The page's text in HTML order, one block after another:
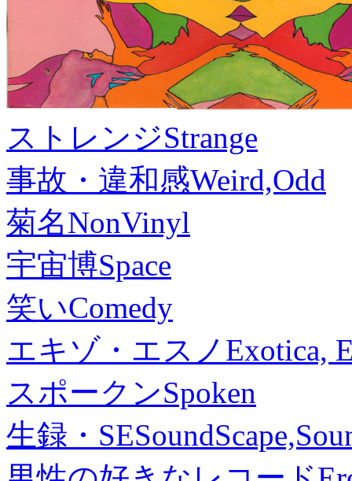
ストレンジStrange
事故・違和感Weird,Odd
菊名NonVinyl
宇宙博Space
笑いComedy
エキゾ・エスノ Exotica,
スポークンSpoken
生録・SE